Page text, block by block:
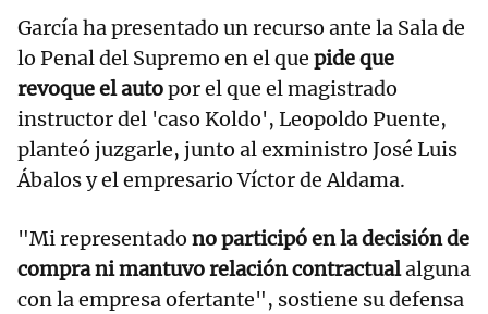
García ha presentado un recurso ante la Sala de
lo Penal del Supremo en el que pide que
revoque el autopor el que el magistrado
instructor del 'caso Koldo', Leopoldo Puente,
planteó juzgarle, junto al exministro José Luis
Ábalos y el empresario Víctor de Aldama.
"Mi representado no participó en la decisión de
compra ni mantuvo relación contractualalguna
con la empresa ofertante", sostiene su defensa